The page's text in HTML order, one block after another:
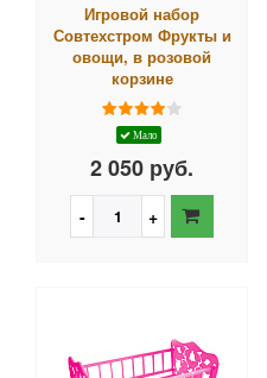
Игровой набор
Совтехстром Фрукты и
овощи, в розовой
корзине
Мало
2 050 руб.